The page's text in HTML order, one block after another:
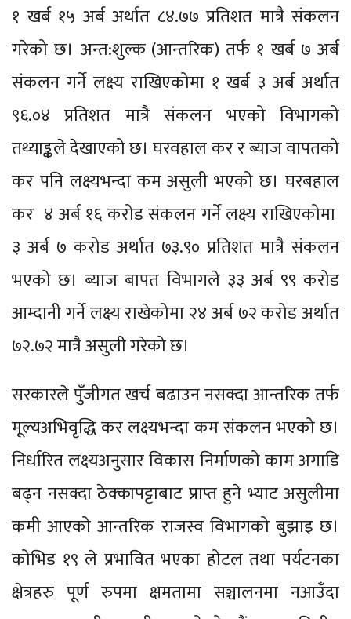
१ खर्ब १५ अर्ब अर्थात ८४.७७ प्रतिशत मात्रै संकलन
गरेको छ। अन्त:शुल्क (आन्तरिक) तर्फ १ खर्ब ७ अर्ब
संकलन गर्ने लक्ष्य राखिएकोमा १ खर्ब ३ अर्ब अर्थात
९६.०४ प्रतिशत मात्रै संकलन भएको विभागको
तथ्याङ्कले देखाएको छ। घरवहाल कर र ब्याज वापतको
कर पनि लक्ष्यभन्दा कम असुली भएको छ। घरबहाल
कर ४ अर्ब १६ करोड संकलन गर्ने लक्ष्य राखिएकोमा
३ अर्ब ७ करोड अर्थात ७३.९० प्रतिशत मात्रै संकलन
भएको छ। ब्याज बापत विभागले ३३ अर्ब ९९ करोड
आम्दानी गर्ने लक्ष्य राखेकोमा २४ अर्ब ७२ करोड अर्थात
७२.७२ मात्रै असुली गरेको छ।
सरकारले पुँजीगत खर्च बढाउन नसक्दा आन्तरिक तर्फ
मूल्यअभिवृद्धि कर लक्ष्यभन्दा कम संकलन भएको छ।
निर्धारित लक्ष्यअनुसार विकास निर्माणको काम अगाडि
बढ्न नसक्दा ठेक्कापट्टाबाट प्राप्त हुने भ्याट असुलीमा
कमी आएको आन्तरिक राजस्व विभागको बुझाइ छ।
कोभिड १९ ले प्रभावित भएका होटल तथा पर्यटनका
क्षेत्रहरु पूर्ण रुपमा क्षमतामा सञ्चालनमा नआउँदा